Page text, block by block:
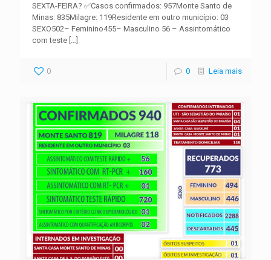
SEXTA-FEIRA? ✅Casos confirmados: 957Monte Santo de
Minas: 835Milagre: 119Residente em outro município: 03
SEXO502– Feminino455– Masculino 56 – Assintomático
com teste […]
0 0 Leia mais